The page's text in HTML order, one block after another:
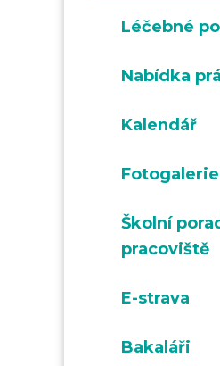
Léčebné
Nabídka
Kalendář
Fotogalerie
Školní
pracoviště
E-strava
Bakaláři